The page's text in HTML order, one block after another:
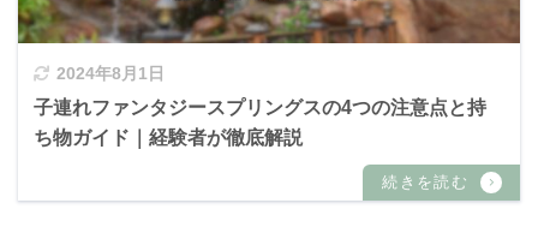
2024年8月1日
子連れファンタジースプリングスの4つの注意点と持
ち物ガイド｜経験者が徹底解説